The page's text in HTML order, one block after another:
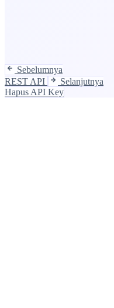
Sebelumnya
REST API
Selanjutnya
Hapus API Key